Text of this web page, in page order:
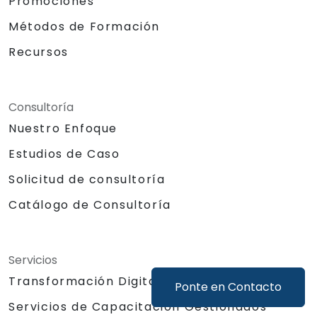
Ponte en Contacto
Métodos de Formación
Recursos
Consultoría
Nuestro Enfoque
Estudios de Caso
Solicitud de consultoría
Catálogo de Consultoría
Servicios
Transformación Digital
Servicios de Capacitación Gestionados